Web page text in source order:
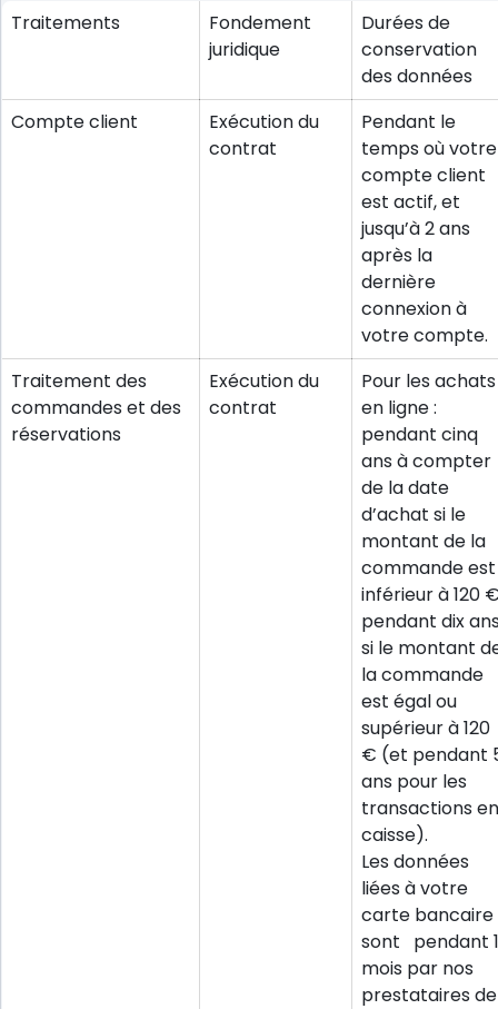
Traitements
Fondement
juridique
Durées de
conservation
des données
Compte client
Exécution du
contrat
Pendant le
temps où votre
compte client
est actif, et
jusqu’à 2 ans
après la
dernière
connexion à
votre compte.
Traitement des
commandes et des
réservations
Exécution du
contrat
Pour les achats
en ligne :
pendant cinq
ans à compter
de la date
d’achat si le
montant de la
commande est
inférieur à 120
pendant dix
si le montant
la commande
est égal ou
supérieur à 120
€ (et pendant
ans pour les
transactions en
caisse).
Les données
liées à votre
carte bancaire
sont pendant
mois par nos
prestataires de